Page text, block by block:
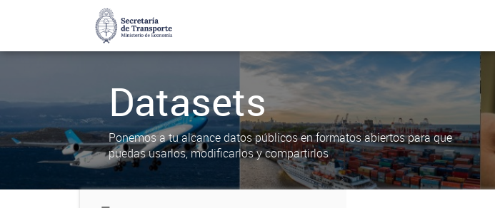
Datasets
Ponemos a tu alcance datos públicos en formatos abiertos para que
puedas usarlos, modificarlos y compartirlos